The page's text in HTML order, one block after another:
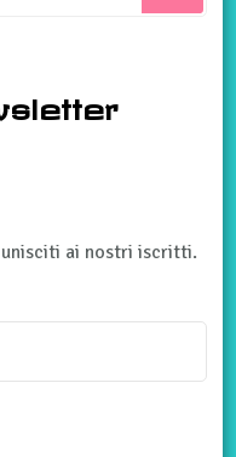
ai nostri iscritti.